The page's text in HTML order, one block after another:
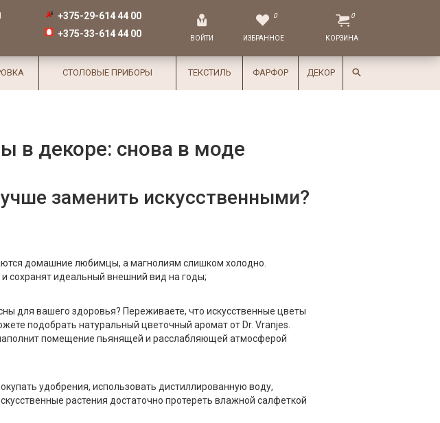
+375-29-614 44 00
+375-33-614 44 00
ВОЙТИ
0
ИЗБРАННОЕ
0
КОРЗИНА
СТОЛОВЫЕ ПРИБОРЫ ТЕКСТИЛЬ ФАРФОР ДЕКОР
в декоре: снова в моде
заменить искусственными?
домашние любимцы, а магнолиям слишком холодно.
сохранят идеальный внешний вид на годы;
для вашего здоровья? Переживаете, что искусственные цветы
подобрать натуральный цветочный аромат от Dr. Vranjes.
помещение пьянящей и расслабляющей атмосферой
удобрения, использовать дистиллированную воду,
растения достаточно протереть влажной салфеткой